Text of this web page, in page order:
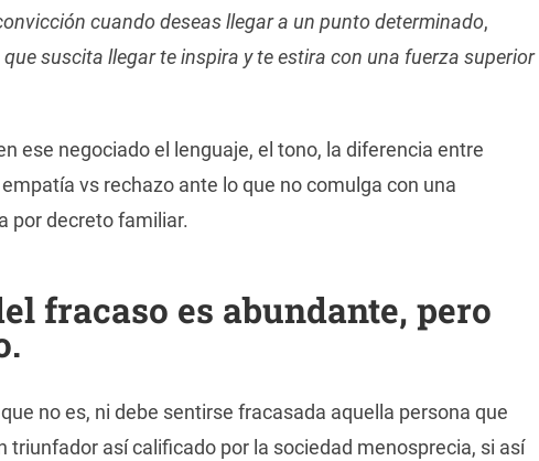
cuando deseas llegar a un puntodeterminado,
suscita llegar te inspira y te estira con una fuerza superior
ese negociado el lenguaje, el tono, la diferencia entre
vs rechazo ante lo que no comulga con una
por decreto familiar.
fracaso es abundante, pero
no es, ni debe sentirse fracasada aquella persona que
triunfador así calificado por la sociedad menosprecia, si así